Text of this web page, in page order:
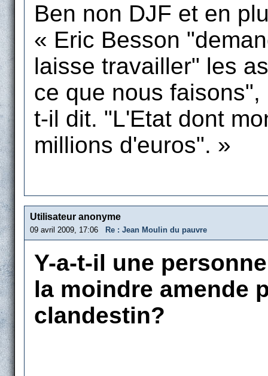
Ben non DJF et en
« Eric Besson
laisse travailler" les
ce que nous
t-il dit. "L'Etat dont
millions d'euros". »
Utilisateur anonyme
09 avril 2009, 17:06 Re : Jean Moulin du pauvre
Y-a-t-il une
la moindre amende
clandestin?